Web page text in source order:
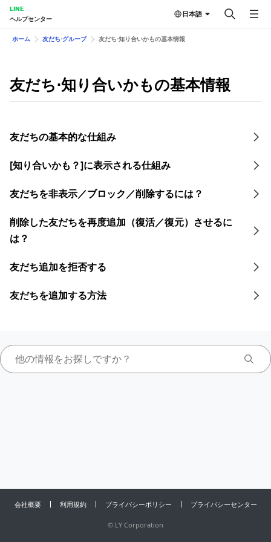
LINE
ヘルプセンター
日本語
ホーム 友だち⋅グループ 友だち⋅知り合いかもの基本情報
友だち⋅知り合いかもの基本情報
友だちの基本的な仕組み
[知り合いかも？]に表示される仕組み
友だちを非表示／ブロック／削除するには？
削除した友だちを再度追加（復活／復元）させるに
は？
友だち追加を拒否する
友だちを追加する方法
会社概要 利用規約 プライバシーポリシー プライバシーセンター
© LY Corporation